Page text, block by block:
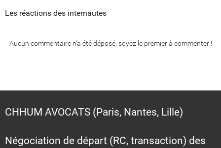
Les réactions des internautes
Aucun commentaire n'a été déposé, soyez le premier à commenter !
CHHUM AVOCATS (Paris, Nantes, Lille)
Négociation de départ (RC, transaction) des